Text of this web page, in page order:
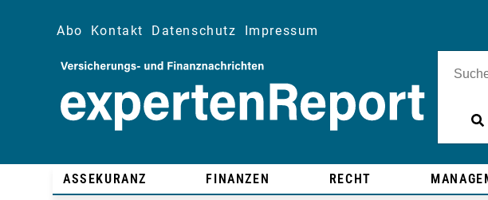
Abo Kontakt Datenschutz Impressum
ASSEKURANZ FINANZEN RECHT